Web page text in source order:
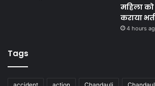
महिला
कराया
4 hours
Tags